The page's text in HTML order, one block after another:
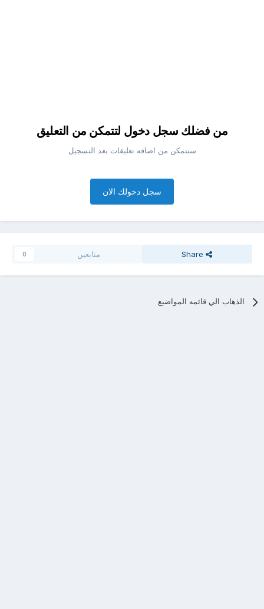
من فضلك سجل دخول لتتمكن من التعليق
ستتمكن من اضافه تعليقات بعد التسجيل
سجل دخولك الان
Share متابعين 0
الذهاب الي قائمه المواضيع